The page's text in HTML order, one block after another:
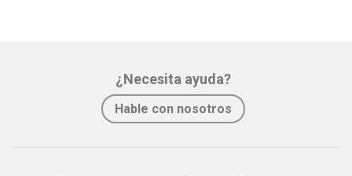
¿Necesita ayuda?
Hable con nosotros